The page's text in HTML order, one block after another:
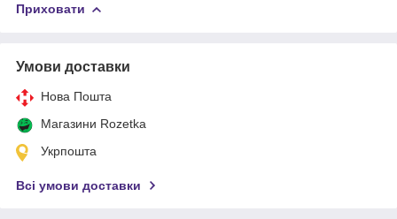
Приховати
Умови доставки
Нова Пошта
Магазини Rozetka
Укрпошта
Всі умови доставки